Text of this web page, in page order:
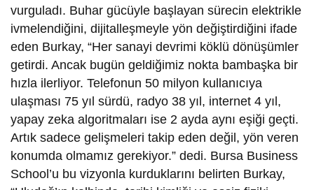
vurguladı. Buhar gücüyle başlayan sürecin elektrikle
ivmelendiğini, dijitalleşmeyle yön değiştirdiğini ifade
eden Burkay, “Her sanayi devrimi köklü dönüşümler
getirdi. Ancak bugün geldiğimiz nokta bambaşka bir
hızla ilerliyor. Telefonun 50 milyon kullanıcıya
ulaşması 75 yıl sürdü, radyo 38 yıl, internet 4 yıl,
yapay zeka algoritmaları ise 2 ayda aynı eşiği geçti.
Artık sadece gelişmeleri takip eden değil, yön veren
konumda olmamız gerekiyor.” dedi. Bursa Business
School’u bu vizyonla kurduklarını belirten Burkay,